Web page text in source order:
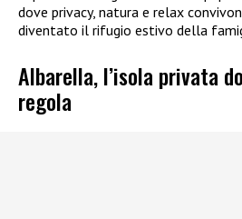
dove privacy, natura e relax
diventato il rifugio estivo della
Albarella, l’isola privata
regola